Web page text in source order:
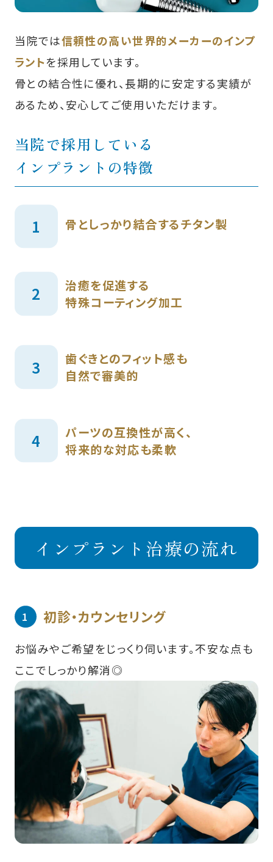
当院では信頼性の高い世界的メーカーのインプ
ラントを採用しています。
骨との結合性に優れ、長期的に安定する実績が
あるため、安心してご使用いただけます。
当院で採用している
インプラントの特徴
骨としっかり結合するチタン製
治癒を促進する
特殊コーティング加工
歯ぐきとのフィット感も
自然で審美的
パーツの互換性が高く、
将来的な対応も柔軟
インプラント治療の流れ
初診・カウンセリング
お悩みやご希望をじっくり伺います。不安な点も
ここでしっかり解消◎